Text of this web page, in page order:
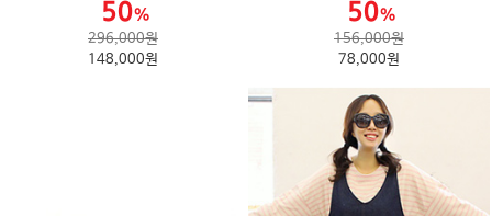
296,000원
148,000원
156,000원
78,000원